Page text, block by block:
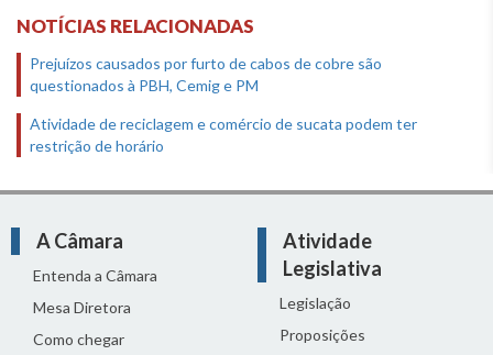
NOTÍCIAS RELACIONADAS
Prejuízos causados por furto de cabos de cobre são
questionados à PBH, Cemig e PM
Atividade de reciclagem e comércio de sucata podem ter
restrição de horário
A Câmara
Entenda a Câmara
Mesa Diretora
Como chegar
Atividade
Legislativa
Legislação
Proposições